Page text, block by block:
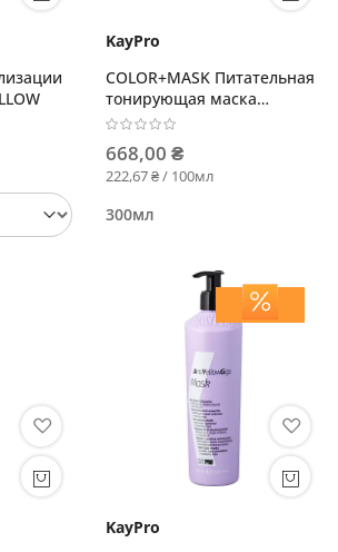
KayPro
COLOR+MASK Питательная
тонирующая маска
Красный
668,00 ₴
222,67 ₴ / 100мл
300мл
KayPro